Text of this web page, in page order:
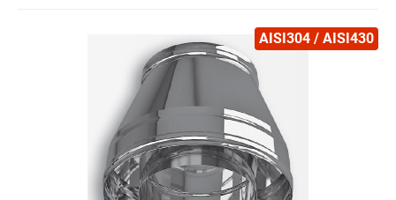
AISI304 / AISI430